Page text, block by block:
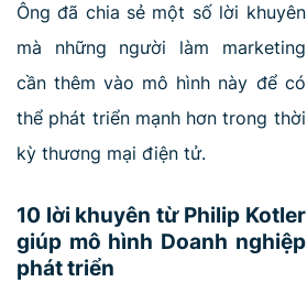
Ông đã chia sẻ một số lời khuyên
mà những người làm marketing
cần thêm vào mô hình này để có
thể phát triển mạnh hơn trong thời
kỳ thương mại điện tử.
10 lời khuyên từ Philip Kotler
giúp mô hình Doanh nghiệp
phát triển